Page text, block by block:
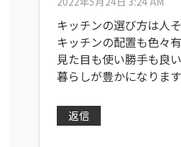
キッチンの選び方は人
キッチンの配置も色々
見た目も使い勝手も良
暮らしが豊かになりま
返信